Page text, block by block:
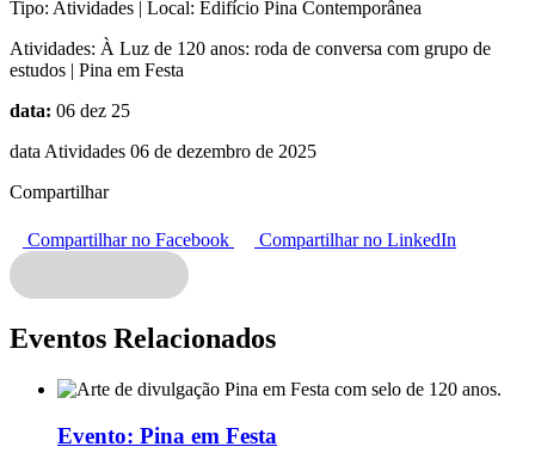
Tipo: Atividades | Local: Edifício Pina Contemporânea
Atividades: À Luz de 120 anos: roda de conversa com grupo de
estudos | Pina em Festa
data: 06 dez 25
data Atividades 06 de dezembro de 2025
Compartilhar
Compartilhar no Facebook Compartilhar no LinkedIn
Eventos Relacionados
Evento: Pina em Festa